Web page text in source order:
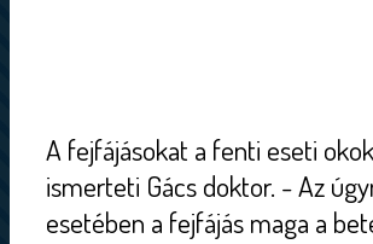
A fejfájásokat a fenti eseti
ismerteti Gács doktor. - Az
esetében a fejfájás maga a